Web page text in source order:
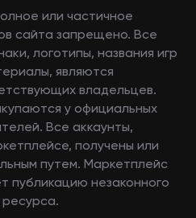
или частичное
сайта запрещено. Все
логотипы, названия игр
являются
владельцев.
у официальных
Все аккаунты,
получены или
путем. Маркетплейс
публикацию незаконного